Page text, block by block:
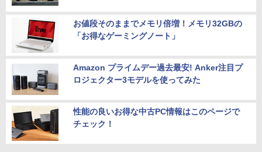
お値段そのままでメモリ倍増！メモリ32GBの
「お得なゲーミングノート」
Amazon プライムデー過去最安! Anker注目プ
ロジェクター3モデルを使ってみた
性能の良いお得な中古PC情報はこのページで
チェック！